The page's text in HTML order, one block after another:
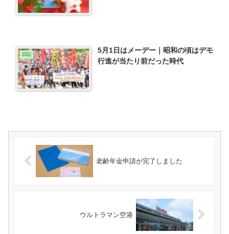
日記
5月1日はメーデー｜昭和の頃はデモ
行進が当たり前だった時代
老齢年金申請が完了しました
ウルトラマン空港